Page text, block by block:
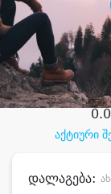
აქტიური
0.0
დალაგება: